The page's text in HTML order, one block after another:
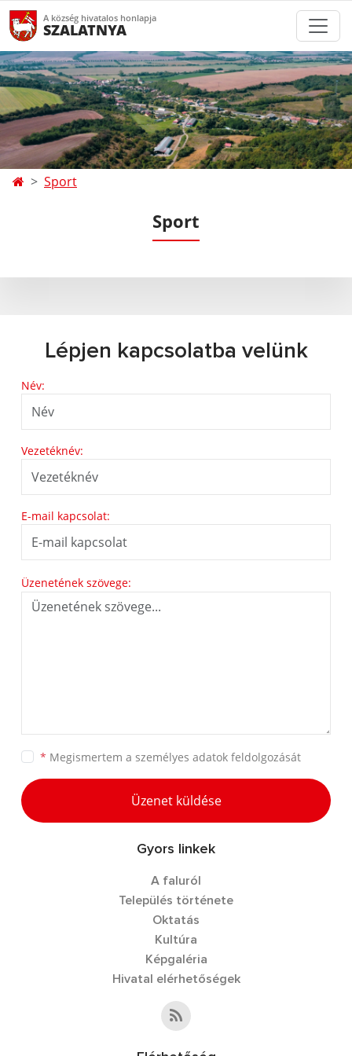
A község hivatalos honlapja
SZALATNYA
Sport
Sport
Lépjen kapcsolatba velünk
Név:
Vezetéknév:
E-mail kapcsolat:
Üzenetének szövege:
* Megismertem a személyes adatok feldolgozását
Üzenet küldése
Gyors linkek
A faluról
Település története
Oktatás
Kultúra
Képgaléria
Hivatal elérhetőségek